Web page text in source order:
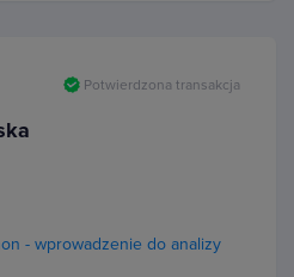
Potwierdzona transakcja
- wprowadzenie do analizy